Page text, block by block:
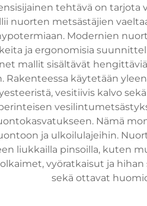
tehtävä on tarjota
nuorten metsästäjien
Modernien
ja ergonomisia
mallit sisältävät
Rakenteessa käytetään
vesitiivis kalvo
Nämä
ja ulkoilulajeihin.
liukkailla pinsoilla, kuten
vyöratkaisut ja
sekä ottavat